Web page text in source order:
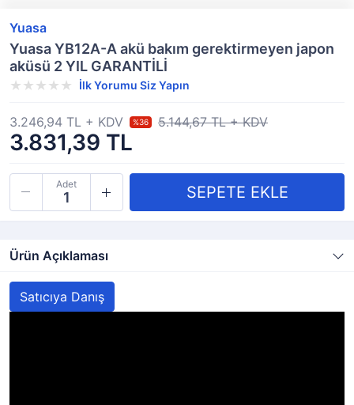
Yuasa
Yuasa YB12A-A akü bakım gerektirmeyen japon
aküsü 2 YIL GARANTİLİ
İlk Yorumu Siz Yapın
3.831,39 TL
3.246,94 TL + KDV %36 5.144,67 TL + KDV
Adet
Ürün Açıklaması
Satıcıya Danış